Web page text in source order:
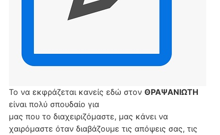
Το να εκφράζεται κανείς εδώ στον ΘΡΑΨΑΝΙΩΤΗ
είναι πολύ σπουδαίο για
μας που το διαχειριζόμαστε, μας κάνει να
χαιρόμαστε όταν διαβάζουμε τις απόψεις σας, τις